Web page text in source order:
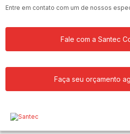
Entre em contato com um de nossos
Fale com a Santec
Faça seu orçamento